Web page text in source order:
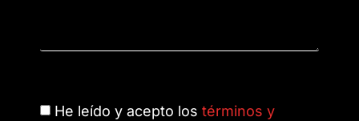
He leído y acepto los términos y